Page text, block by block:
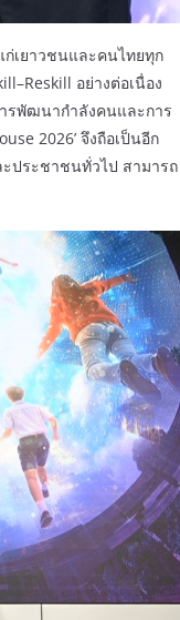
ก่เยาวชนและคนไทยทุก
อย่างต่อเนื่อง
รพัฒนากำลังคนและการ
2026’ จึงถือเป็นอีก
ะประชาชนทั่วไป สามารถ